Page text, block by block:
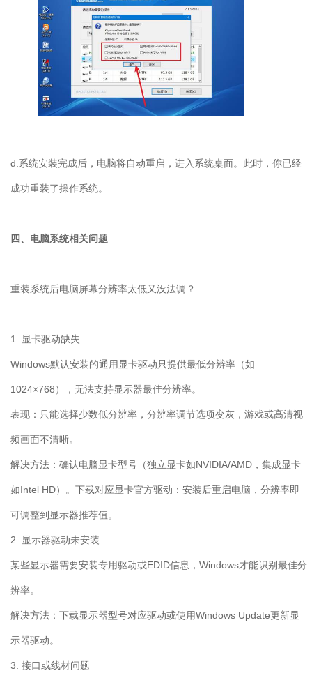
d. 系统安装完成后，电脑将自动重启，进入系统桌面。此时，你已经
成功重装了操作系统。
四、电脑系统相关问题
重装系统后电脑屏幕分辨率太低又没法调？
1. 显卡驱动缺失
Windows默认安装的通用显卡驱动只提供最低分辨率（如
1024×768），无法支持显示器最佳分辨率。
表现：只能选择少数低分辨率，分辨率调节选项变灰，游戏或高清视
频画面不清晰。
解决方法：确认电脑显卡型号（独立显卡如NVIDIA/AMD ，集成显卡
如Intel HD）。下载对应显卡官方驱动：安装后重启电脑，分辨率即
可调整到显示器推荐值。
2. 显示器驱动未安装
某些显示器需要安装专用驱动或EDID信息， Windows才能识别最佳分
辨率。
解决方法：下载显示器型号对应驱动或使用Windows Update更新显
示器驱动。
3. 接口或线材问题